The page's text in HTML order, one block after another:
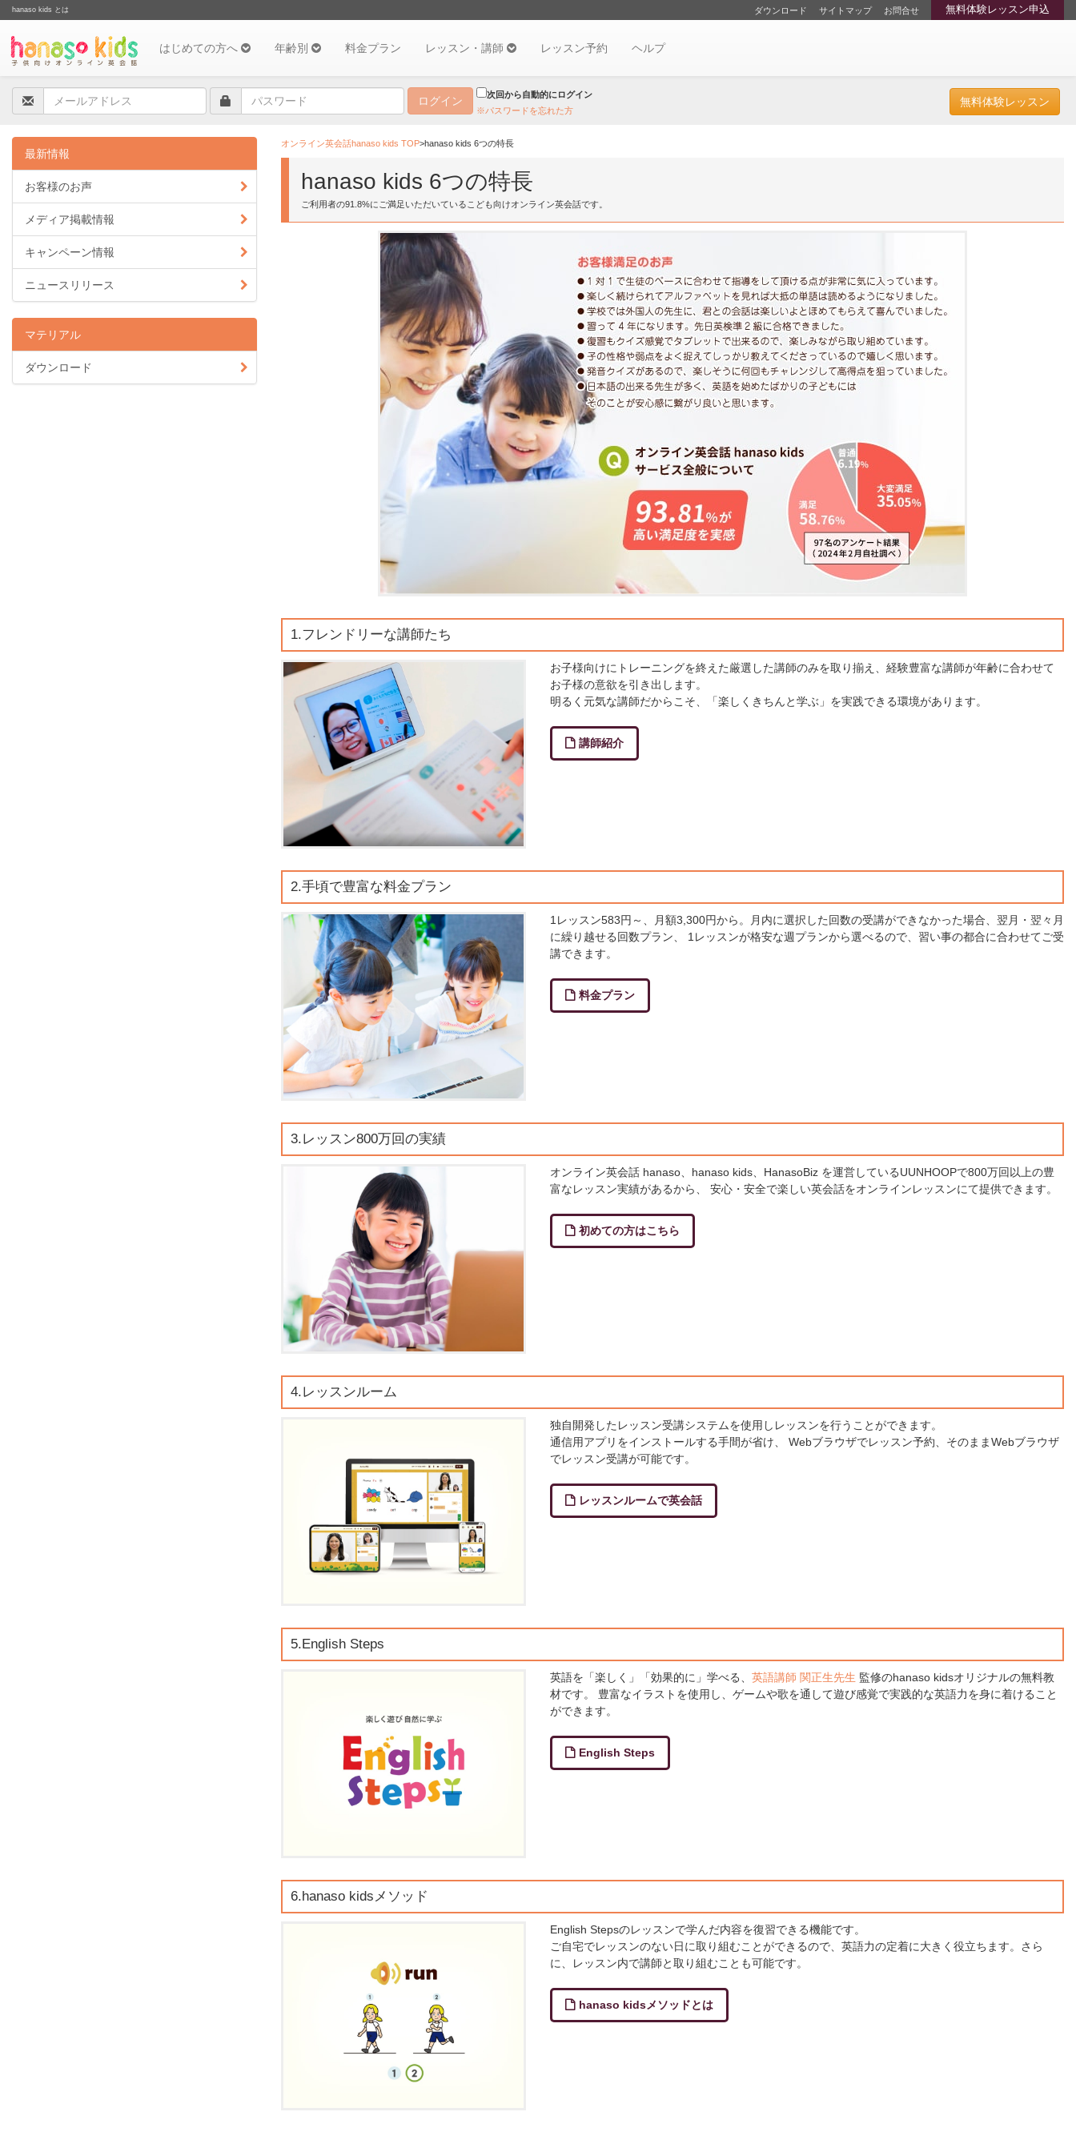
hanaso kids とは 無料体験レッスン申込
ダウンロード サイトマップ お問合せ
はじめての方へ 年齢別 料金プラン レッスン・講師 レッスン予約 ヘルプ
次回から自動的にログイン
※パスワードを忘れた方
無料体験レッスン
最新情報
お客様のお声
メディア掲載情報
キャンペーン情報
ニュースリリース
マテリアル
ダウンロード
オンライン英会話hanaso kids TOP>hanaso kids 6つの特長
hanaso kids 6つの特長
ご利用者の91.8%にご満足いただいているこども向けオンライン英会話です。
1.フレンドリーな講師たち
お子様向けにトレーニングを終えた厳選した講師のみを取り揃え、経験豊富な講師が年齢に合わせて
お子様の意欲を引き出します。
明るく元気な講師だからこそ、「楽しくきちんと学ぶ」を実践できる環境があります。
講師紹介
2.手頃で豊富な料金プラン
1レッスン583円～、月額3,300円から。月内に選択した回数の受講ができなかった場合、翌月・翌々月
に繰り越せる回数プラン、 1レッスンが格安な週プランから選べるので、習い事の都合に合わせてご受
講できます。
料金プラン
3.レッスン800万回の実績
オンライン英会話 hanaso、hanaso kids、HanasoBiz を運営しているUUNHOOPで800万回以上の豊
富なレッスン実績があるから、 安心・安全で楽しい英会話をオンラインレッスンにて提供できます。
初めての方はこちら
4.レッスンルーム
独自開発したレッスン受講システムを使用しレッスンを行うことができます。
通信用アプリをインストールする手間が省け、 Webブラウザでレッスン予約、そのままWebブラウザ
でレッスン受講が可能です。
レッスンルームで英会話
5.English Steps
英語を「楽しく」「効果的に」学べる、 英語講師 関正生先生 監修のhanaso kidsオリジナルの無料教
材です。 豊富なイラストを使用し、ゲームや歌を通して遊び感覚で実践的な英語力を身に着けること
ができます。
English Steps
6.hanaso kidsメソッド
English Stepsのレッスンで学んだ内容を復習できる機能です。
ご自宅でレッスンのない日に取り組むことができるので、英語力の定着に大きく役立ちます。さら
に、レッスン内で講師と取り組むことも可能です。
hanaso kidsメソッドとは